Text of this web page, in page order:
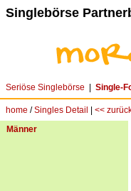
Singlebörse
Seriöse Singlebörse Single-
home /Singles Detail
<<
Männer